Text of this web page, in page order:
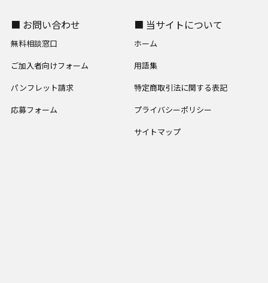
■ お問い合わせ
無料相談窓口
ご加入者向けフォーム
パンフレット請求
応募フォーム
■ 当サイトについて
ホーム
用語集
特定商取引法に関する表記
プライバシーポリシー
サイトマップ